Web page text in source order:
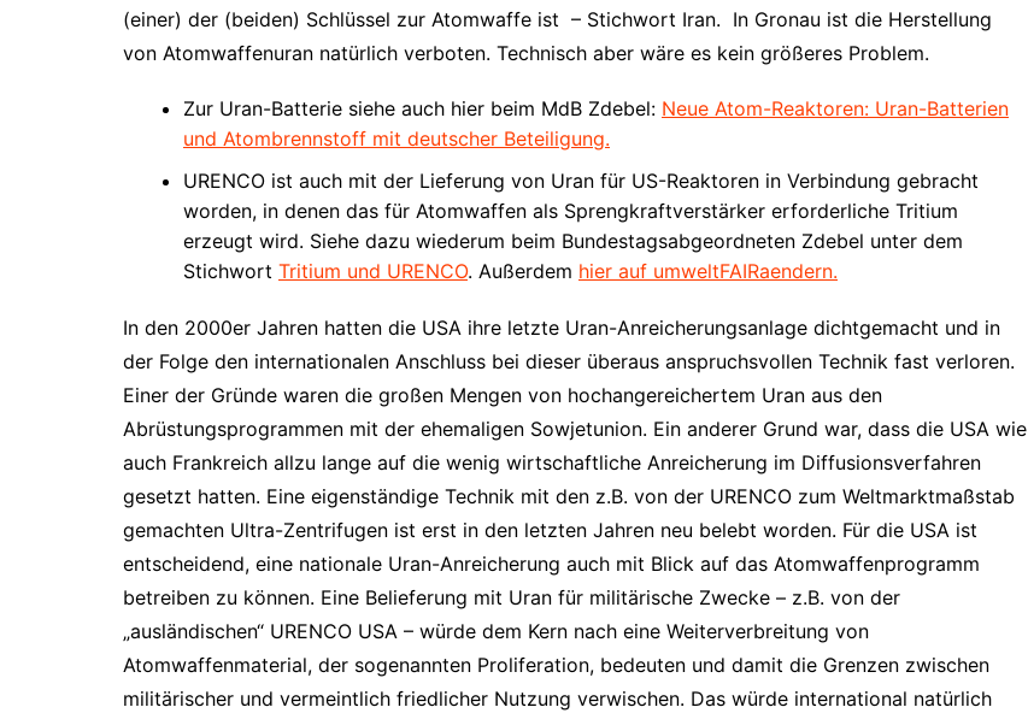
(einer) der (beiden) Schlüssel zur Atomwaffe ist – Stichwort Iran. In Gronau ist die Herstellung
von Atomwaffenuran natürlich verboten. Technisch aber wäre es kein größeres Problem.
Zur Uran-Batterie siehe auch hier beim MdB Zdebel: Neue Atom-Reaktoren: Uran-Batterien
und Atombrennstoff mit deutscher Beteiligung.
URENCO ist auch mit der Lieferung von Uran für US-Reaktoren in Verbindung gebracht
worden, in denen das für Atomwaffen als Sprengkraftverstärker erforderliche Tritium
erzeugt wird. Siehe dazu wiederum beim Bundestagsabgeordneten Zdebel unter dem
Stichwort Tritium und URENCO. Außerdem hier auf umweltFAIRaendern.
In den 2000er Jahren hatten die USA ihre letzte Uran-Anreicherungsanlage dichtgemacht und in
der Folge den internationalen Anschluss bei dieser überaus anspruchsvollen Technik fast verloren.
Einer der Gründe waren die großen Mengen von hochangereichertem Uran aus den
Abrüstungsprogrammen mit der ehemaligen Sowjetunion. Ein anderer Grund war, dass die USA wie
auch Frankreich allzu lange auf die wenig wirtschaftliche Anreicherung im Diffusionsverfahren
gesetzt hatten. Eine eigenständige Technik mit den z.B. von der URENCO zum Weltmarktmaßstab
gemachten Ultra-Zentrifugen ist erst in den letzten Jahren neu belebt worden. Für die USA ist
entscheidend, eine nationale Uran-Anreicherung auch mit Blick auf das Atomwaffenprogramm
betreiben zu können. Eine Belieferung mit Uran für militärische Zwecke – z.B. von der
„ausländischen“ URENCO USA – würde dem Kern nach eine Weiterverbreitung von
Atomwaffenmaterial, der sogenannten Proliferation, bedeuten und damit die Grenzen zwischen
militärischer und vermeintlich friedlicher Nutzung verwischen. Das würde international natürlich